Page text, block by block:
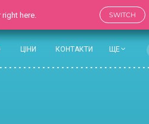
ЦІНИ КОНТАКТИ ЩЕ
right here. SWITCH